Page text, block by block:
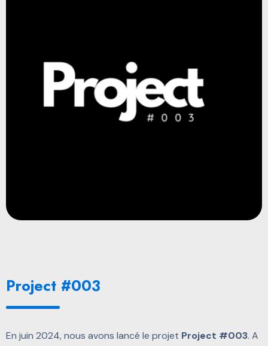
Project #003
En juin 2024, nous avons lancé le projet Project #003. A